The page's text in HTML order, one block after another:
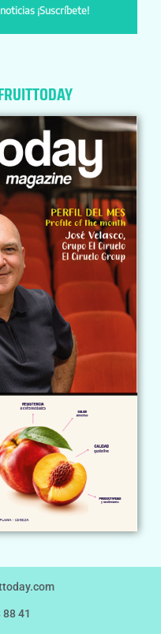
¡Suscríbete!
41